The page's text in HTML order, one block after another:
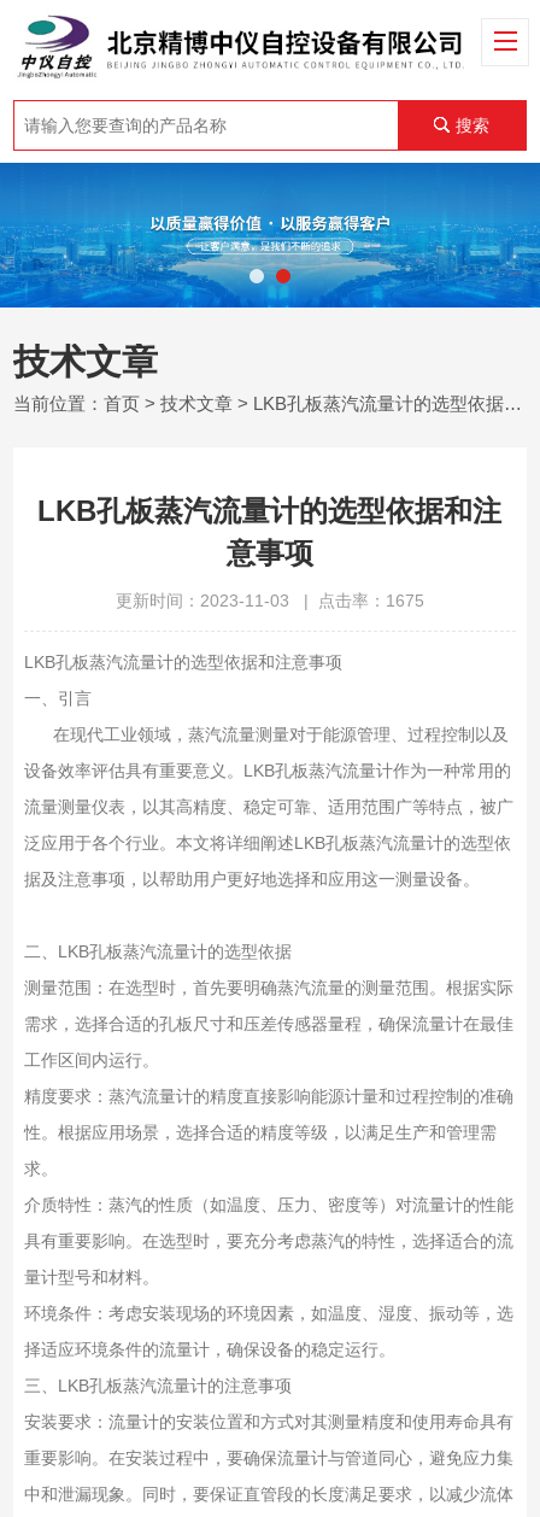
搜索
技术文章
当前位置：首页 >技术文章 > LKB孔板蒸汽流量计的选型依据和注意事项
LKB孔板蒸汽流量计的选型依据和注
意事项
更新时间：2023-11-03 | 点击率：1675
LKB孔板蒸汽流量计的选型依据和注意事项
一、引言
在现代工业领域，蒸汽流量测量对于能源管理、过程控制以及
设备效率评估具有重要意义。LKB孔板蒸汽流量计作为一种常用的
流量测量仪表，以其高精度、稳定可靠、适用范围广等特点，被广
泛应用于各个行业。本文将详细阐述LKB孔板蒸汽流量计的选型依
据及注意事项，以帮助用户更好地选择和应用这一测量设备。
二、LKB孔板蒸汽流量计的选型依据
测量范围：在选型时，首先要明确蒸汽流量的测量范围。根据实际
需求，选择合适的孔板尺寸和压差传感器量程，确保流量计在最佳
工作区间内运行。
精度要求：蒸汽流量计的精度直接影响能源计量和过程控制的准确
性。根据应用场景，选择合适的精度等级，以满足生产和管理需
求。
介质特性：蒸汽的性质（如温度、压力、密度等）对流量计的性能
具有重要影响。在选型时，要充分考虑蒸汽的特性，选择适合的流
量计型号和材料。
环境条件：考虑安装现场的环境因素，如温度、湿度、振动等，选
择适应环境条件的流量计，确保设备的稳定运行。
三、LKB孔板蒸汽流量计的注意事项
安装要求：流量计的安装位置和方式对其测量精度和使用寿命具有
重要影响。在安装过程中，要确保流量计与管道同心，避免应力集
中和泄漏现象。同时，要保证直管段的长度满足要求，以减少流体